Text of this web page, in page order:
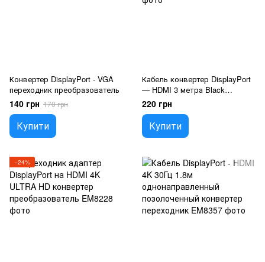
Конвертер DisplayPort - VGA
переходник преобразователь
140 грн 170 грн
Купити
Кабель конвертер DisplayPort
— HDMI 3 метра Black
переходник преобразователь
220 грн
Купити
−24%